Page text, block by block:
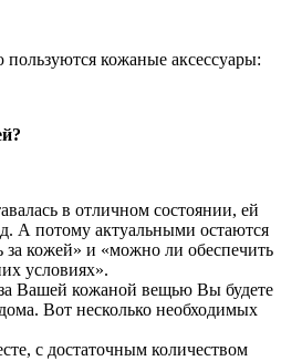
кожаные аксессуары:
в отличном состоянии, ей
А потому актуальными остаются
за кожей» и «можно ли обеспечить
условиях».
Вашей кожаной вещью Вы будете
Вот несколько необходимых
с достаточным количеством